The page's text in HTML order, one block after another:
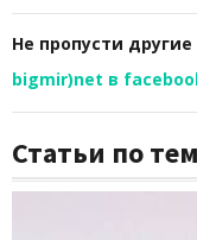
Не пропусти
bigmir)net в
Статьи по